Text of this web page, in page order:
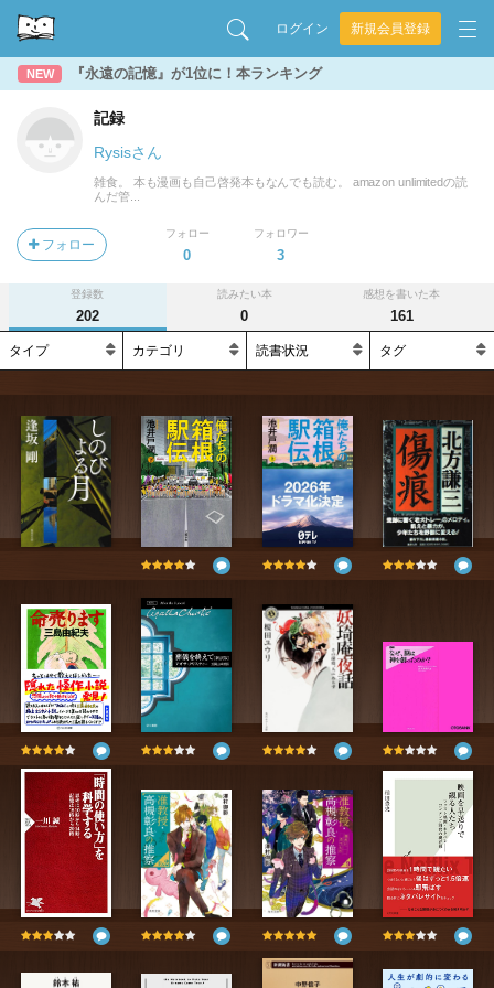
ログイン 新規会員登録
NEW 『永遠の記憶』が1位に！本ランキング
記録
Rysisさん
雑食。 本も漫画も自己啓発本もなんでも読む。 amazon unlimitedの読
んだ管...
フォロー
フォロー
0
フォロワー
3
登録数
202
読みたい本
0
感想を書いた本
161